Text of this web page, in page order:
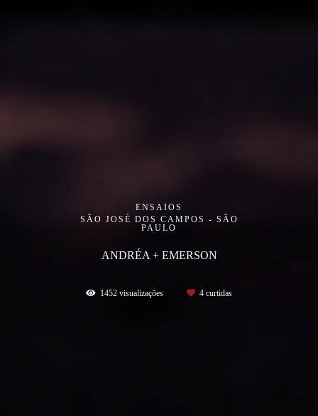
ENSAIOS
SÃO JOSÉ DOS CAMPOS - SÃO
PAULO
ANDRÉA + EMERSON
1452 visualizações 4 curtidas